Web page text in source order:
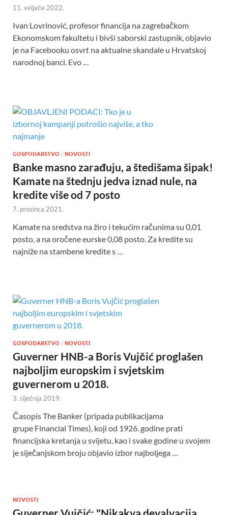
11. veljače 2022.
Ivan Lovrinović, profesor financija na zagrebačkom
Ekonomskom fakultetu i bivši saborski zastupnik, objavio
je na Facebooku osvrt na aktualne skandale u Hrvatskoj
narodnoj banci. Evo …
GOSPODARSTVO / NOVOSTI
Banke masno zarađuju, a štedišama šipak!
Kamate na štednju jedva iznad nule, na
kredite više od 7 posto
7. prosinca 2021.
Kamate na sredstva na žiro i tekućim računima su 0,01
posto, a na oročene eurske 0,08 posto. Za kredite su
najniže na stambene kredite s …
GOSPODARSTVO / NOVOSTI
Guverner HNB-a Boris Vujčić proglašen
najboljim europskim i svjetskim
guvernerom u 2018.
3. siječnja 2019.
Časopis The Banker (pripada publikacijama
grupe Financial Times), koji od 1926. godine prati
financijska kretanja u svijetu, kao i svake godine u svojem
je siječanjskom broju objavio izbor najboljega …
NOVOSTI